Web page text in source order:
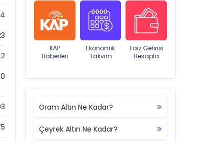
0
KAP
Haberleri
Ekonomik
Takvim
Faiz Getirisi
Hesapla
Gram Altın Ne Kadar?
Çeyrek Altın Ne Kadar?